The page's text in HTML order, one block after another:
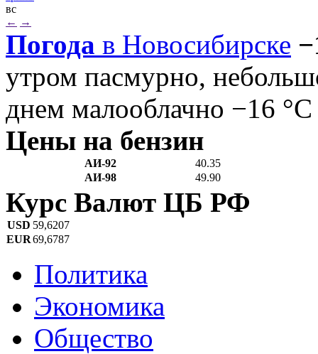
вс
← →
Погода в Новосибирске
утром пасмурно,
днем малооблачно −16 °C
Цены на бензин
АИ-92
40.35
АИ-98
49.90
Курс Валют ЦБ РФ
USD 59,6207
EUR69,6787
Политика
Экономика
Общество